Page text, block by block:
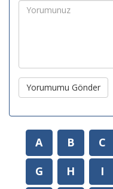
Yorumumu Gönder
A B C
G
H I